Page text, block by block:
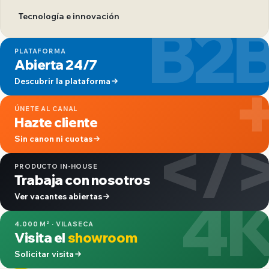
Tecnología e innovación
PLATAFORMA
Abierta 24/7
Descubrir la plataforma
ÚNETE AL CANAL
Hazte cliente
Sin canon ni cuotas </
PRODUCTO IN-HOUSE
Trabaja con nosotros
Ver vacantes abiertas
4.000 M² · VILASECA
Visita elshowroom
Solicitar visita